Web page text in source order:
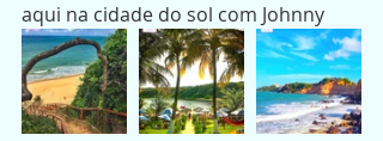
aqui na cidade do sol com Johnny